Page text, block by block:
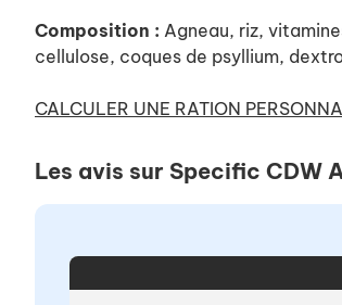
Composition : Agneau, riz,
cellulose, coques de psyllium,
CALCULER UNE RATION
Les avis sur Specific CDW